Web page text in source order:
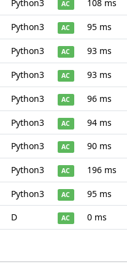
Python3 AC 108 ms
Python3 AC 95 ms
Python3 AC 93 ms
Python3 AC 93 ms
Python3 AC 96 ms
Python3 AC 94 ms
Python3 AC 90 ms
Python3 AC 196 ms
Python3 AC 95 ms
D AC 0 ms